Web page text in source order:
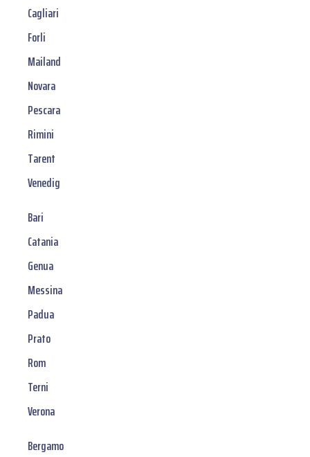
Cagliari
Forli
Mailand
Novara
Pescara
Rimini
Tarent
Venedig
Bari
Catania
Genua
Messina
Padua
Prato
Rom
Terni
Verona
Bergamo